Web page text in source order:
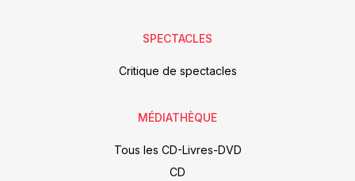
SPECTACLES
Critique de spectacles
MÉDIATHÈQUE
Tous les CD-Livres-DVD
CD